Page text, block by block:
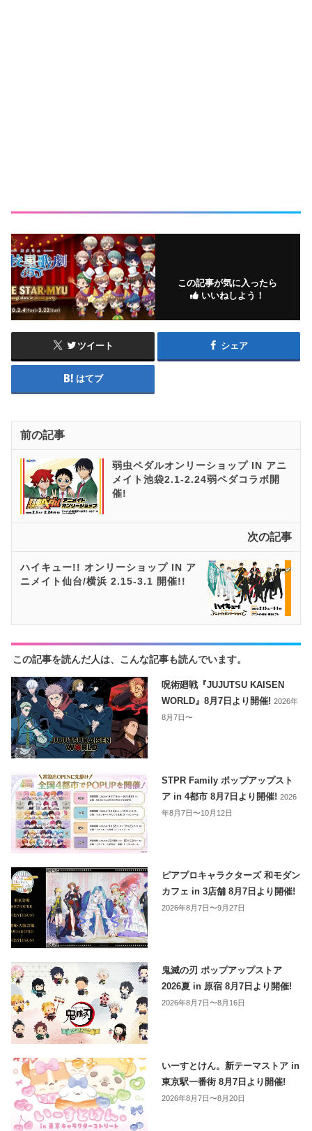
この記事が気に入ったら
いいねしよう！
ツイート シェア
はてブ
前の記事
弱虫ペダルオンリーショップ IN アニ
メイト池袋2.1-2.24弱ペダコラボ開
催!
次の記事
ハイキュー!! オンリーショップ IN ア
ニメイト仙台/横浜 2.15-3.1 開催!!
この記事を読んだ人は、こんな記事も読んでいます。
呪術廻戦『JUJUTSU KAISEN
WORLD』8月7日より開催!2026年
8月7日〜
STPR Family ポップアップスト
ア in 4都市 8月7日より開催!2026
年8月7日〜10月12日
ピアプロキャラクターズ 和モダン
カフェ in 3店舗 8月7日より開催!
2026年8月7日〜9月27日
鬼滅の刃 ポップアップストア
2026夏 in 原宿 8月7日より開催!
2026年8月7日〜8月16日
いーすとけん。新テーマストア in
東京駅一番街 8月7日より開催!
2026年8月7日〜8月20日